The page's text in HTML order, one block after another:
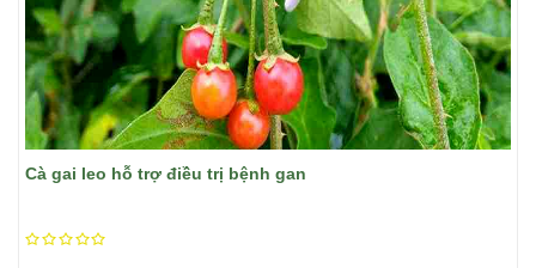
Cà gai leo hỗ trợ điều trị bệnh gan